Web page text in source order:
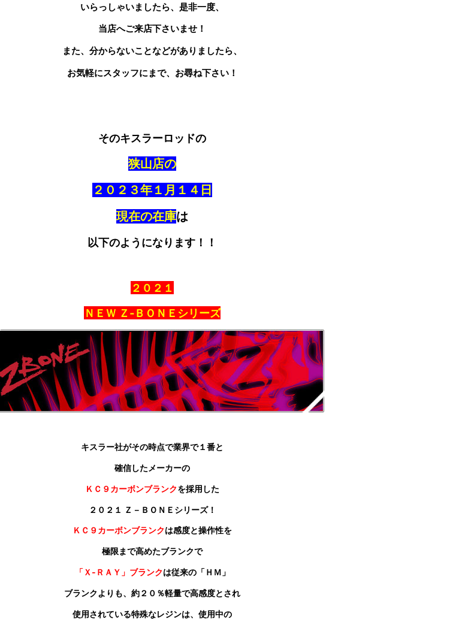
いらっしゃいましたら、是非一度、
当店へご来店下さいませ！
また、分からないことなどがありましたら、
お気軽にスタッフにまで、お尋ね下さい！
そのキスラーロッドの
狭山店の
２０２３年１ 月１４日
現在の在庫は
以下のようになります！！
２０２１
ＮＥＷ Ｚ‐ＢＯＮＥシリーズ
キスラー社がその時点で業界で１番と
確信した メーカーの
ＫＣ９カーボンブランクを採用した
２０２１ Ｚ－ＢＯＮＥシリーズ！
ＫＣ９カーボンブランクは感度と操作性を
極限まで高めたブランクで
「Ｘ‐ＲＡＹ」ブランクは従来の「ＨＭ」
ブランクよりも、約２０％軽量で高感度とされ
使用されている特殊なレジンは、使用中の